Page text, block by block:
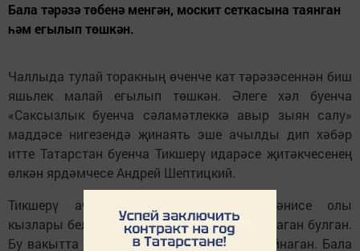
Бала тәрәзә төбенә менгән, москит сеткасына таянган
һәм егылып төшкән.
Чаллыда тулай торакның өченче кат тәрәзәсеннән биш
яшьлек малай егылып төшкән. Әлеге хәл буенча
«Саксызлык буенча сәламәтлеккә авыр зыян салу»
маддәсе нигезендә җинаять эше ачылды дип хәбәр
итте Татарстан буенча Тикшерү идарәсе җитәкчесенең
өлкән ярдәмчесе Андрей Шептицкий.
Тикшерү ачыклаганча, малайның әти-әнисе олы
кызлары белән бергә кухняда кичке аш ашаган булган.
Бу вакытта биш яшьлек малай бүлмәдә уйнаган. Бала